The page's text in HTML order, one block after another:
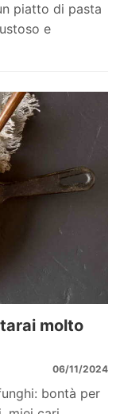
piatto di pasta
e
molto
06/11/2024
bontà per